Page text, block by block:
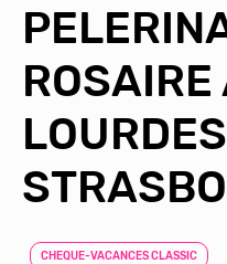
ROSAIRE
CHEQUE-VACANCES CLASSIC